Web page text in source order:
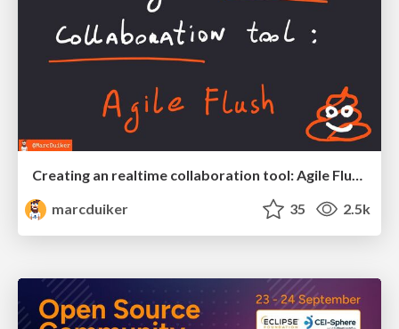
Creating an realtime collaboration tool: Agile Flush - .NET Oxford
marcduiker
35 2.5k